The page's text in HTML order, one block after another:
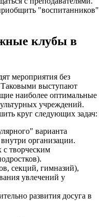
"воспитанников"
клубы в
мероприятия без
выступают
наиболее оптимальные
учреждений.
круг следующих задач:
варианта
организации.
творческим
секций, гимназий),
увлечений у
развития досуга в